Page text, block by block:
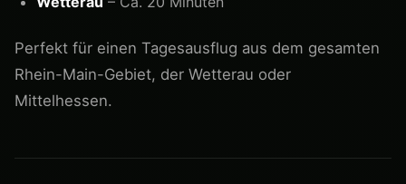
Perfekt für einen Tagesausflug aus dem gesamten
Rhein-Main-Gebiet, der Wetterau oder
Mittelhessen.